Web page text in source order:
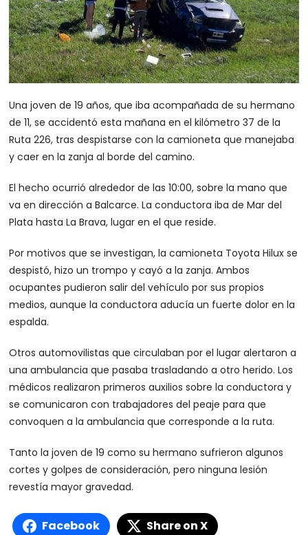
Una joven de 19 años, que iba acompañada de su hermano
de 11, se accidentó esta mañana en el kilómetro 37 de la
Ruta 226, tras despistarse con la camioneta que manejaba
y caer en la zanja al borde del camino.
El hecho ocurrió alrededor de las 10:00, sobre la mano que
va en dirección a Balcarce. La conductora iba de Mar del
Plata hasta La Brava, lugar en el que reside.
Por motivos que se investigan, la camioneta Toyota Hilux se
despistó, hizo un trompo y cayó a la zanja. Ambos
ocupantes pudieron salir del vehículo por sus propios
medios, aunque la conductora aducía un fuerte dolor en la
espalda.
Otros automovilistas que circulaban por el lugar alertaron a
una ambulancia que pasaba trasladando a otro herido. Los
médicos realizaron primeros auxilios sobre la conductora y
se comunicaron con trabajadores del peaje para que
convoquen a la ambulancia que corresponde a la ruta.
Tanto la joven de 19 como su hermano sufrieron algunos
cortes y golpes de consideración, pero ninguna lesión
revestía mayor gravedad.
Facebook Share on X